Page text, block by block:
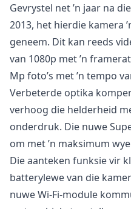
Gevrystel net ’n jaar na
2013, het hierdie kamera
geneem. Dit kan reeds
van 1080p met ’n
Mp foto’s met ’n tempo
Verbeterde optika
verhoog die helderheid
onderdruk. Die nuwe
om met ’n maksimum
Die aanteken funksie vir
batterylewe van die
nuwe Wi-Fi-module